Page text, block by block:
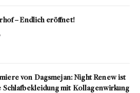
– Endlich eröffnet!
von Dagsmejan: Night Renew ist
Schlafbekleidung mit Kollagenwirkung